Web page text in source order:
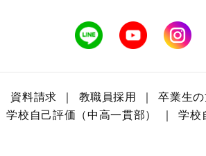
資料請求 教職員採用 卒業生
学校自己評価（中高一貫部）
学校